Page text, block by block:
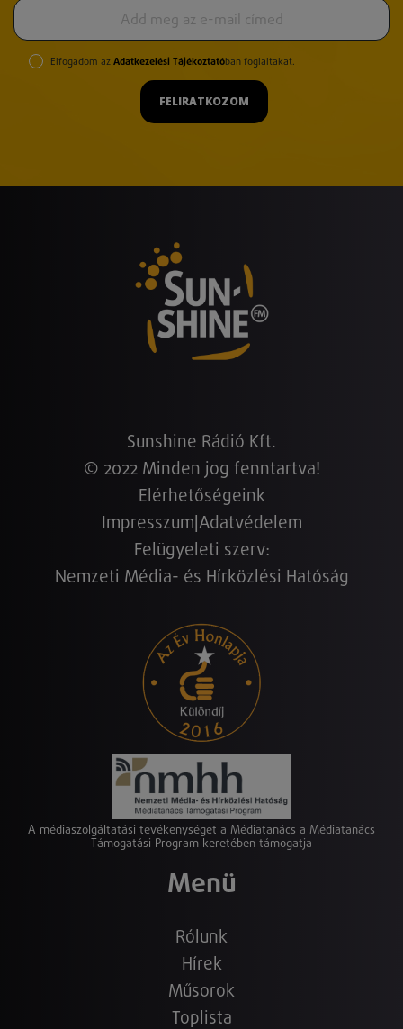
Elfogadom az Adatkezelési Tájékoztatóban foglaltakat.
FELIRATKOZOM
Sunshine Rádió Kft.
© 2022 Minden jog fenntartva!
Elérhetőségeink
Impresszum Adatvédelem
Felügyeleti szerv:
Nemzeti Média- és Hírközlési Hatóság
A médiaszolgáltatási tevékenységet a Médiatanács a Médiatanács
Támogatási Program keretében támogatja
Menü
Rólunk
Hírek
Műsorok
Toplista